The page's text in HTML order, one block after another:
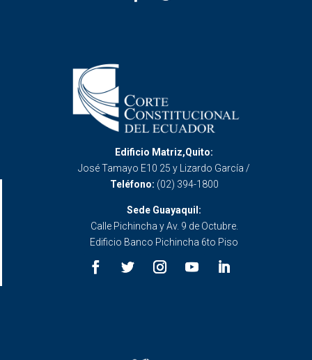
Edificio Matriz,Quito:
José Tamayo E10 25 y Lizardo García /
Teléfono: (02) 394-1800
Sede Guayaquil:
Calle Pichincha y Av. 9 de Octubre.
Edificio Banco Pichincha 6to Piso